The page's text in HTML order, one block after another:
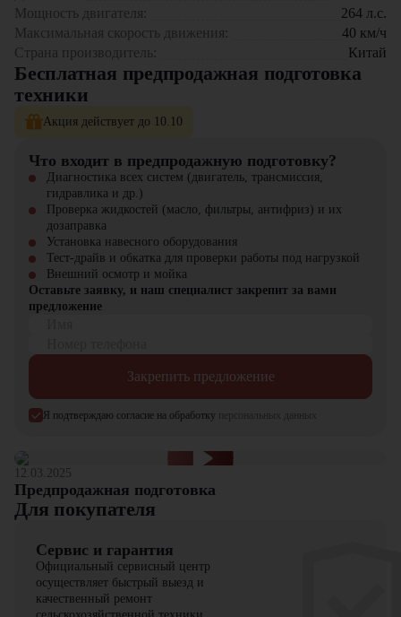
Универсальность
совместимость с различным
Крупных складских комплексов
Автокран Zoomlion ZRT600 представляет собой надежное решение
для выполнения сложных задач, требующих высокой
грузоподъемности и мобильности. Современные технологии,
стратегическим активом для компаний, работающих с тяжелыми
Автокран Zoomlion ZRT600 можно приобрести в компании "ЦТО".
Мы являемся официальным дилером и предлагаем новые модели
техники с полным сервисным сопровождением. На нашем сайте вы
найдете широкий выбор спецтехники, вилочной и малой складской
техники, навесного оборудования и запчастей.
Мощность двигателя:
264 л.с.
Максимальная скорость движения:
40 км/ч
Страна производитель:
Китай
Бесплатная предпродажная подготовка
техники
Акция действует до 10.10
Что входит в предпродажную подготовку?
Диагностика всех систем (двигатель, трансмиссия,
гидравлика и др.)
Проверка жидкостей (масло, фильтры, антифриз) и их
дозаправка
Установка навесного оборудования
Тест-драйв и обкатка для проверки работы под нагрузкой
Внешний осмотр и мойка
Оставьте заявку, и наш специалист закрепит за вами
предложение
Закрепить предложение
Я подтверждаю согласие на обработку персональных данных
12.03.2025
Предпродажная подготовка
Для покупателя
Сервис и гарантия
Официальный сервисный центр
осуществляет быстрый выезд и
качественный ремонт